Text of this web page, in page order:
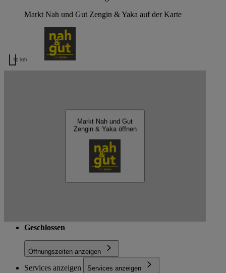
Markt Nah und Gut Zengin & Yaka auf der Karte
Markt Nah und Gut
Zengin & Yaka öffnen
10 km
Geschlossen
Öffnungszeiten anzeigen
Services anzeigen Services anzeigen